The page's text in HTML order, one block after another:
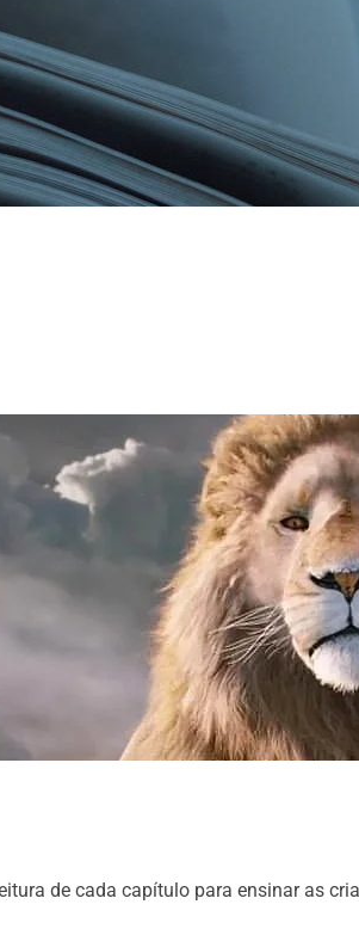
de cada capítulo para ensinar as